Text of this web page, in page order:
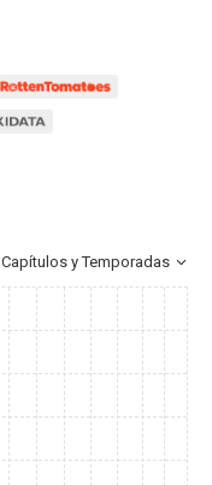
Capítulos y Temporadas